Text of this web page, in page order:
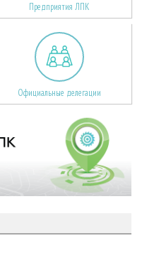
Предприятия ЛПК
Официальные делегации